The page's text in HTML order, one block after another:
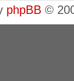
phpBB ©